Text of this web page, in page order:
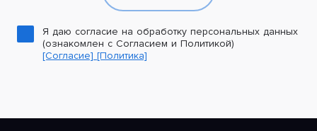
Я даю согласие на обработку персональных данных
(ознакомлен с Согласием и Политикой)
[Согласие] [Политика]